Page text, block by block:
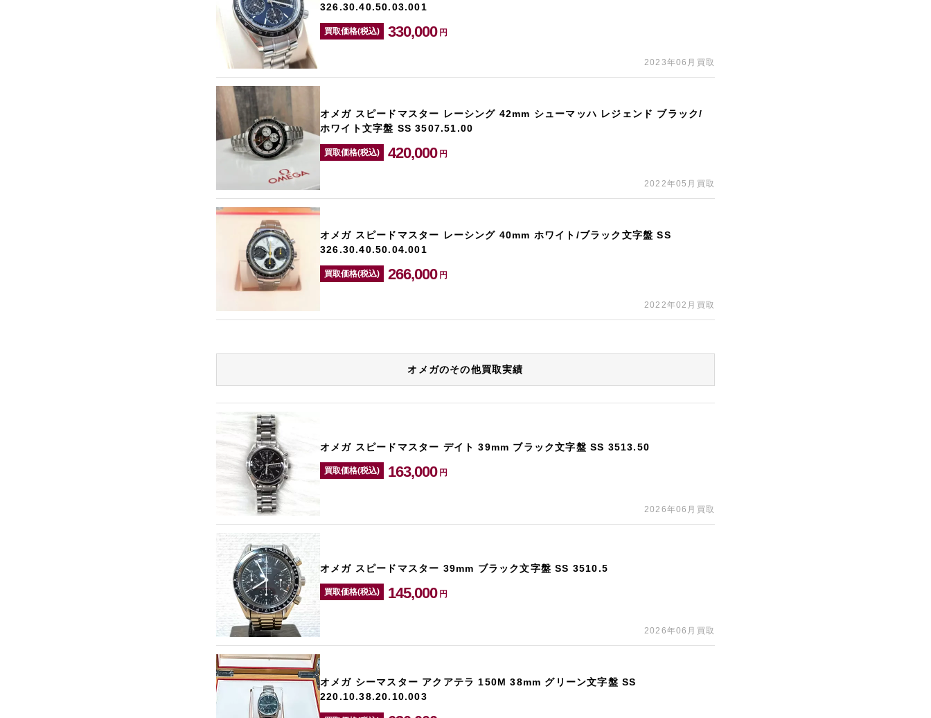
326.30.40.50.03.001
買取価格(税込) 330,000 円
2023年06月買取
オメガ スピードマスター レーシング 42mm シューマッハ レジェンド ブラック/
ホワイト文字盤 SS 3507.51.00
買取価格(税込) 420,000 円
2022年05月買取
オメガ スピードマスター レーシング 40mm ホワイト/ブラック文字盤 SS
326.30.40.50.04.001
買取価格(税込) 266,000 円
2022年02月買取
オメガのその他買取実績
オメガ スピードマスター デイト 39mm ブラック文字盤 SS 3513.50
買取価格(税込) 163,000 円
2026年06月買取
オメガ スピードマスター 39mm ブラック文字盤 SS 3510.5
買取価格(税込) 145,000 円
2026年06月買取
オメガ シーマスター アクアテラ 150M 38mm グリーン文字盤 SS
220.10.38.20.10.003